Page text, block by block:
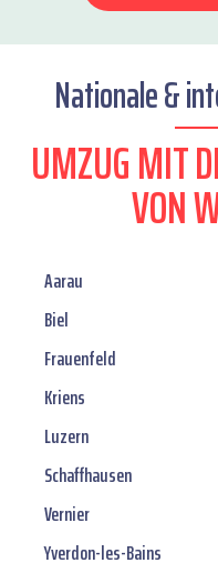
Nationale &
UMZUG MIT
VON
Aarau
Biel
Frauenfeld
Kriens
Luzern
Schaffhausen
Vernier
Yverdon-les-Bains